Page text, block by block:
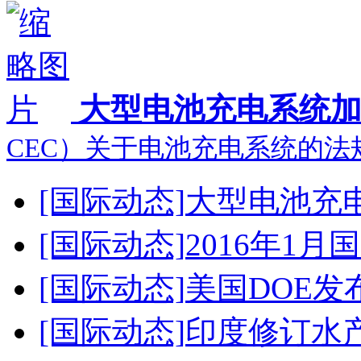
大型电池充电系统
CEC）关于电池充电系统的法
[国际动态]大型电池充
[国际动态]2016年1月
[国际动态]美国DOE发
[国际动态]印度修订水